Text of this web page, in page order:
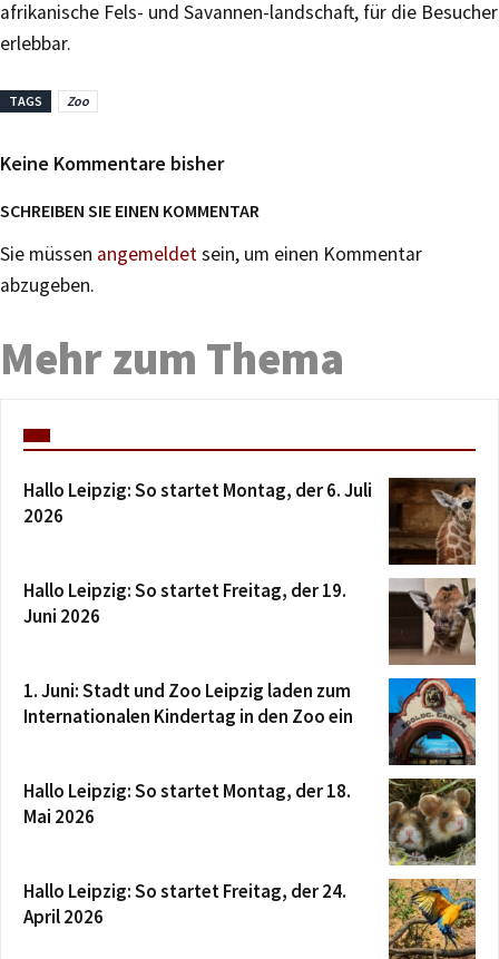
afrikanische Fels- und Savannen-landschaft, für die Besucher
erlebbar.
TAGS Zoo
Keine Kommentare bisher
SCHREIBEN SIE EINEN KOMMENTAR
Sie müssen angemeldetsein, um einen Kommentar
abzugeben.
Mehr zum Thema
Hallo Leipzig: So startet Montag, der 6. Juli
2026
Hallo Leipzig: So startet Freitag, der 19.
Juni 2026
1. Juni: Stadt und Zoo Leipzig laden zum
Internationalen Kindertag in den Zoo ein
Hallo Leipzig: So startet Montag, der 18.
Mai 2026
Hallo Leipzig: So startet Freitag, der 24.
April 2026